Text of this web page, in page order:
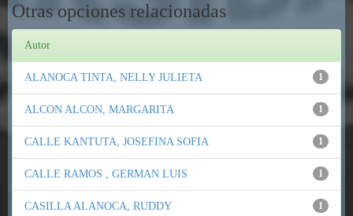
Otras opciones relacionadas
Autor
1
ALANOCA TINTA, NELLY JULIETA
1
ALCON ALCON, MARGARITA
1
CALLE KANTUTA, JOSEFINA SOFIA
1
CALLE RAMOS , GERMAN LUIS
1
CASILLA ALANOCA, RUDDY